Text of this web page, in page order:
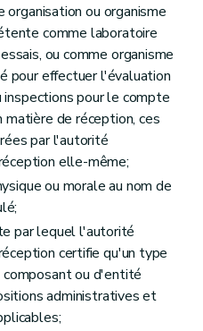
ou organisme
comme laboratoire
ou comme organisme
pour effectuer l'évaluation
pour le compte
de réception, ces
par l'autorité
elle-même;
ou morale au nom de
par lequel l'autorité
certifie qu'un type
ou d'entité
administratives et